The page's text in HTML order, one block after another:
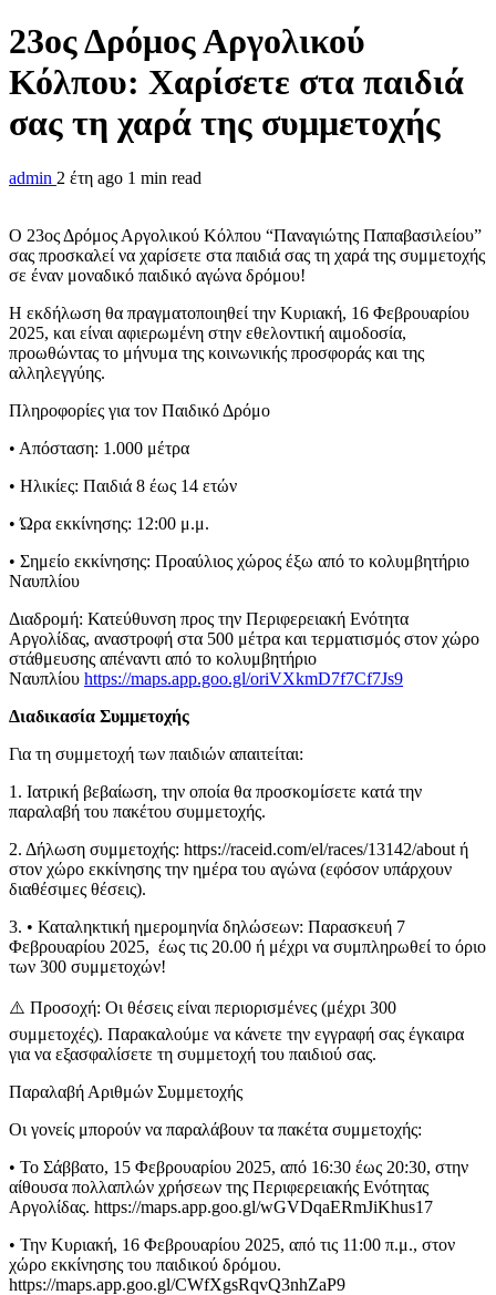
23ος Δρόμος Αργολικού
Κόλπου: Χαρίσετε στα παιδιά
σας τη χαρά της συμμετοχής
admin 2 έτη ago 1 min read
Ο 23ος Δρόμος Αργολικού Κόλπου “Παναγιώτης Παπαβασιλείου”
σας προσκαλεί να χαρίσετε στα παιδιά σας τη χαρά της συμμετοχής
σε έναν μοναδικό παιδικό αγώνα δρόμου!
Η εκδήλωση θα πραγματοποιηθεί την Κυριακή, 16 Φεβρουαρίου
2025, και είναι αφιερωμένη στην εθελοντική αιμοδοσία,
προωθώντας το μήνυμα της κοινωνικής προσφοράς και της
αλληλεγγύης.
Πληροφορίες για τον Παιδικό Δρόμο
• Απόσταση: 1.000 μέτρα
• Ηλικίες: Παιδιά 8 έως 14 ετών
• Ώρα εκκίνησης: 12:00 μ.μ.
• Σημείο εκκίνησης: Προαύλιος χώρος έξω από το κολυμβητήριο
Ναυπλίου
Διαδρομή: Κατεύθυνση προς την Περιφερειακή Ενότητα
Αργολίδας, αναστροφή στα 500 μέτρα και τερματισμός στον χώρο
στάθμευσης απέναντι από το κολυμβητήριο
Ναυπλίου https://maps.app.goo.gl/oriVXkmD7f7Cf7Js9
Διαδικασία Συμμετοχής
Για τη συμμετοχή των παιδιών απαιτείται:
1. Ιατρική βεβαίωση, την οποία θα προσκομίσετε κατά την
παραλαβή του πακέτου συμμετοχής.
2. Δήλωση συμμετοχής: https://raceid.com/el/races/13142/about ή
στον χώρο εκκίνησης την ημέρα του αγώνα (εφόσον υπάρχουν
διαθέσιμες θέσεις).
3. • Καταληκτική ημερομηνία δηλώσεων: Παρασκευή 7
Φεβρουαρίου 2025, έως τις 20.00 ή μέχρι να συμπληρωθεί το όριο
των 300 συμμετοχών!
⚠️ Προσοχή: Οι θέσεις είναι περιορισμένες (μέχρι 300
συμμετοχές). Παρακαλούμε να κάνετε την εγγραφή σας έγκαιρα
για να εξασφαλίσετε τη συμμετοχή του παιδιού σας.
Παραλαβή Αριθμών Συμμετοχής
Οι γονείς μπορούν να παραλάβουν τα πακέτα συμμετοχής:
• Το Σάββατο, 15 Φεβρουαρίου 2025, από 16:30 έως 20:30, στην
αίθουσα πολλαπλών χρήσεων της Περιφερειακής Ενότητας
Αργολίδας. https://maps.app.goo.gl/wGVDqaERmJiKhus17
• Την Κυριακή, 16 Φεβρουαρίου 2025, από τις 11:00 π.μ., στον
χώρο εκκίνησης του παιδικού δρόμου.
https://maps.app.goo.gl/CWfXgsRqvQ3nhZaP9